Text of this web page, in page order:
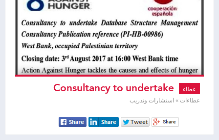
عطاء Consultancy to undertake
database structure
عطاءات » استشارات وتدريب